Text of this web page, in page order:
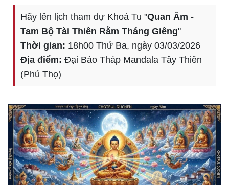
Hãy lên lịch tham dự Khoá Tu "Quan Âm -
Tam Bộ Tài Thiên Rằm Tháng Giêng"
Thời gian: 18h00 Thứ Ba, ngày 03/03/2026
Địa điểm: Đại Bảo Tháp Mandala Tây Thiên
(Phú Thọ)